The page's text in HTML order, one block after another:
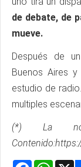
de debate, de
mueve.
Después de
Buenos Aires
estudio de
multiples
(*) La
Facebook